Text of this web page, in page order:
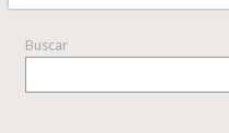
Buscar